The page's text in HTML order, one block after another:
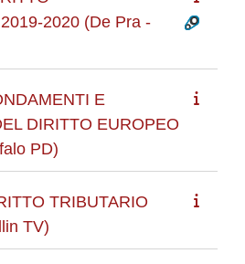
2020 (De Pra -
E
DIRITTO EUROPEO
PD)
TRIBUTARIO
TV)